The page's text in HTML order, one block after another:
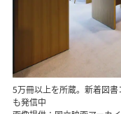
5万冊以上を所蔵。新着図
も発信中